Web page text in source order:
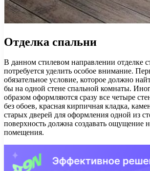
Отделка спальни
В данном стилевом направлении отделке
потребуется уделить особое внимание.
обязательное условие, которое должно
бы на одной стене спальной комнаты.
образом оформляются сразу все четыре
без обоев, красная кирпичная кладка,
старых дверей для оформления одной из
поверхность должна создавать ощущение
помещения.